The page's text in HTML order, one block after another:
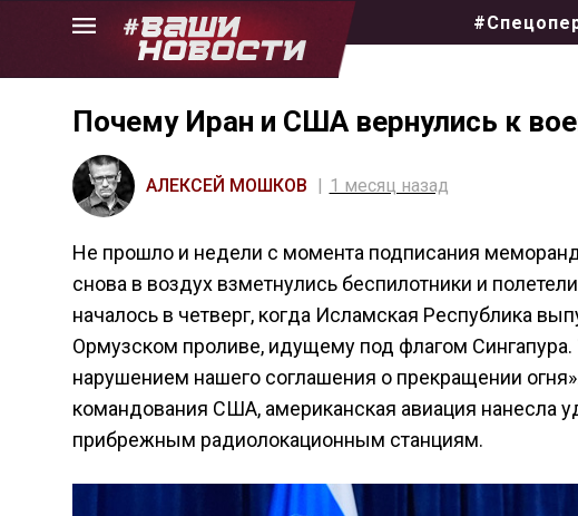
Skip
Почему Иран и США вернулись к
АЛЕКСЕЙ МОШКОВ 1 месяц назад
Не прошло и недели с момента подписания
снова в воздух взметнулись беспилотники и
началось в четверг, когда Исламская Республика
Ормузском проливе, идущему под флагом Сингапура.
нарушением нашего соглашения о прекращении
командования США, американская авиация нанесла
прибрежным радиолокационным станциям.